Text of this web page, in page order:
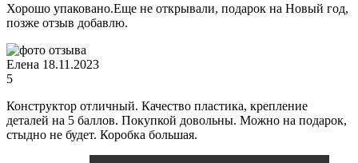
Хорошо упаковано.Еще не открывали, подарок на Новый год,
позже отзыв добавлю.
Елена 18.11.2023
5
Конструктор отличный. Качество пластика, крепление
деталей на 5 баллов. Покупкой довольны. Можно на подарок,
стыдно не будет. Коробка большая.